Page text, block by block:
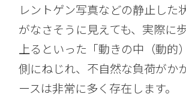
レントゲン写真などの静止した
がなさそうに見えても、実際に
上るといった「動きの中（動的
側にねじれ、不自然な負荷がか
ースは非常に多く存在します。